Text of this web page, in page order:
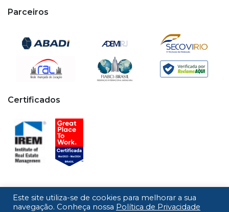
Parceiros
Certificados
Copyright © 2020 - 2026 Cipa. Todos os direitos
Este site utiliza-se de cookies para melhorar a sua
navegação. Conheça nossa Política de Privacidade